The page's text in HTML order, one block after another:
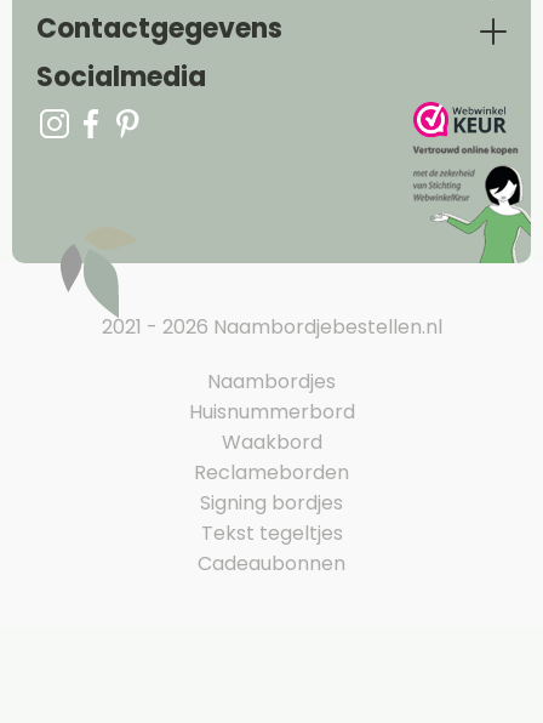
Contactgegevens
Socialmedia
2021 - 2026 Naambordjebestellen.nl
Naambordjes
Huisnummerbord
Waakbord
Reclameborden
Signing bordjes
Tekst tegeltjes
Cadeaubonnen